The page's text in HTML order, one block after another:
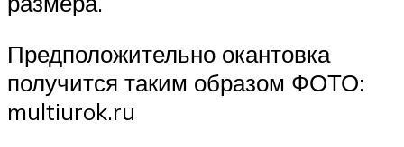
Предположительно окантовка
получится таким образом ФОТО:
multiurok.ru